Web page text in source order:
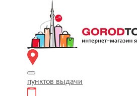
пунктов выдачи